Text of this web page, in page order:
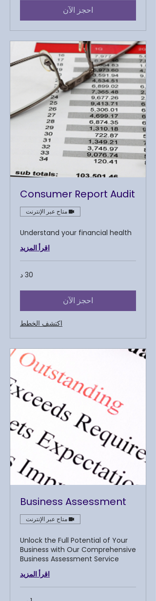
احجز الآن
Consumer Report Audit
متاح عبر الإنترنت
Understand your financial health
اقرأ المزيد
30 د
احجز الآن
اكتشف الخطط
Business Assessment
متاح عبر الإنترنت
Unlock the Full Potential of Your
Business with Our Comprehensive
Business Assessment Service
اقرأ المزيد